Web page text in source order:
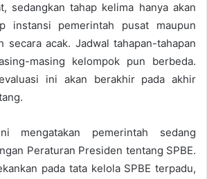
sedangkan tahap kelima hanya akan
instansi pemerintah pusat maupun
secara acak. Jadwal tahapan-tahapan
masing kelompok pun berbeda.
ini akan berakhir pada akhir
mengatakan pemerintah sedang
Peraturan Presiden tentang SPBE.
pada tata kelola SPBE terpadu,